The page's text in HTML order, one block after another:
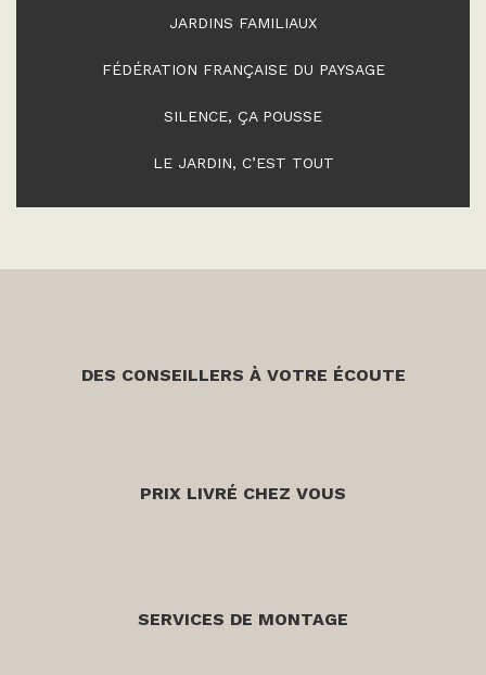
JARDINS FAMILIAUX
FÉDÉRATION FRANÇAISE DU PAYSAGE
SILENCE, ÇA POUSSE
LE JARDIN, C’EST TOUT
DES CONSEILLERS À VOTRE ÉCOUTE
PRIX LIVRÉ CHEZ VOUS
SERVICES DE MONTAGE